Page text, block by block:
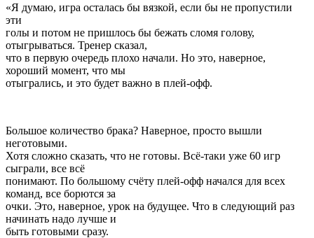
«Я думаю, игра осталась бы вязкой, если бы не пропустили
эти
голы и потом не пришлось бы бежать сломя голову,
отыгрываться. Тренер сказал,
что в первую очередь плохо начали. Но это, наверное,
хороший момент, что мы
отыгрались, и это будет важно в плей-офф.
Большое количество брака? Наверное, просто вышли
неготовыми.
Хотя сложно сказать, что не готовы. Всё-таки уже 60 игр
сыграли, все всё
понимают. По большому счёту плей-офф начался для всех
команд, все борются за
очки. Это, наверное, урок на будущее. Что в следующий раз
начинать надо лучше и
быть готовыми сразу.